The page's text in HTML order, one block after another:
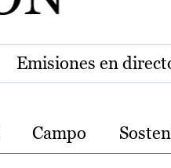
Emisiones en
Campo